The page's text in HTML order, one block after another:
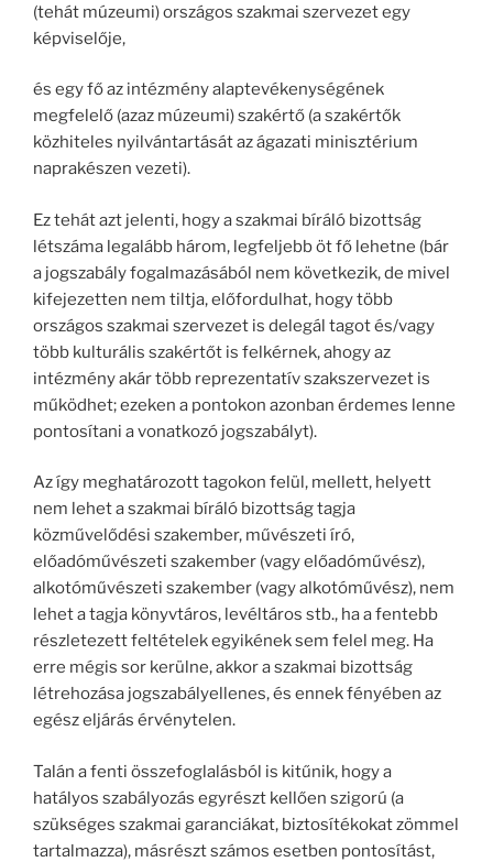
(tehát múzeumi) országos szakmai szervezet egy
képviselője,
és egy fő az intézmény alaptevékenységének
megfelelő (azaz múzeumi) szakértő (a szakértők
közhiteles nyilvántartását az ágazati minisztérium
naprakészen vezeti).
Ez tehát azt jelenti, hogy a szakmai bíráló bizottság
létszáma legalább három, legfeljebb öt fő lehetne (bár
a jogszabály fogalmazásából nem következik, de mivel
kifejezetten nem tiltja, előfordulhat, hogy több
országos szakmai szervezet is delegál tagot és/vagy
több kulturális szakértőt is felkérnek, ahogy az
intézmény akár több reprezentatív szakszervezet is
működhet; ezeken a pontokon azonban érdemes lenne
pontosítani a vonatkozó jogszabályt).
Az így meghatározott tagokon felül, mellett, helyett
nem lehet a szakmai bíráló bizottság tagja
közművelődési szakember, művészeti író,
előadóművészeti szakember (vagy előadóművész),
alkotóművészeti szakember (vagy alkotóművész), nem
lehet a tagja könyvtáros, levéltáros stb., ha a fentebb
részletezett feltételek egyikének sem felel meg. Ha
erre mégis sor kerülne, akkor a szakmai bizottság
létrehozása jogszabályellenes, és ennek fényében az
egész eljárás érvénytelen.
Talán a fenti összefoglalásból is kitűnik, hogy a
hatályos szabályozás egyrészt kellően szigorú (a
szükséges szakmai garanciákat, biztosítékokat zömmel
tartalmazza), másrészt számos esetben pontosítást,